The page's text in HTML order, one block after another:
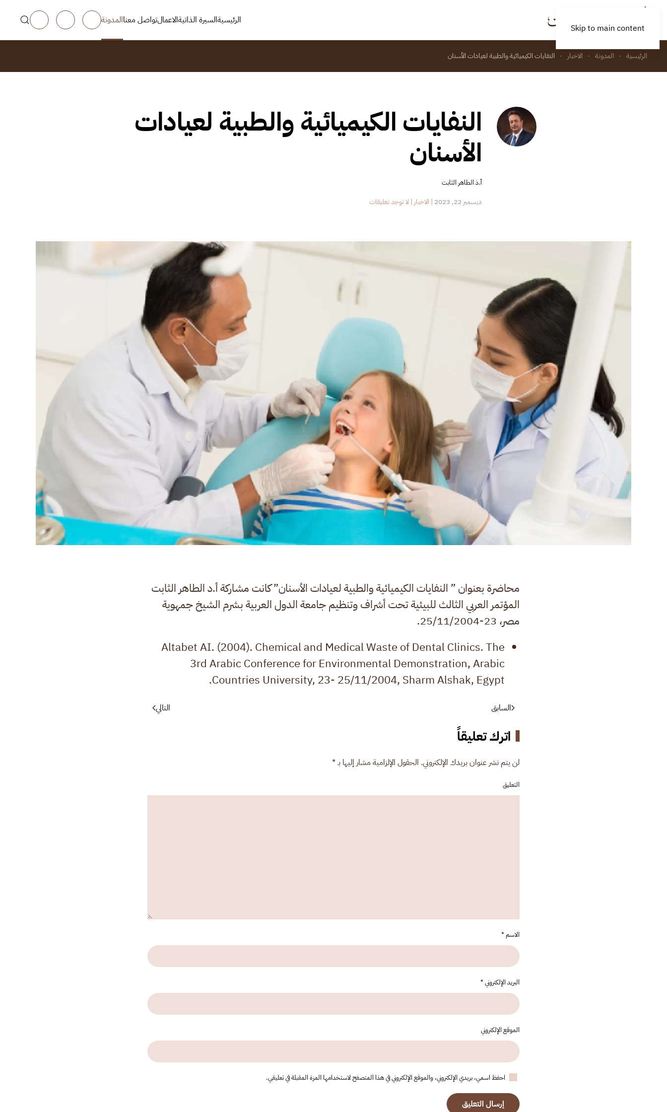
Skip to main content
الرئيسيةالسيرة الذاتيةالاعمالتواصل معناالمدونة
الرئيسية المدونة الاخبار النفايات الكيميائية والطبية لعيادات الأسنان
النفايات الكيميائية والطبية لعيادات
الأسنان
أ.ذ الطاهر الثابت
ديسمبر 22, 2023 | الاخبار |لا توجد تعليقاتعلى
لعيادات
محاضرة بعنوان ” النفايات الكيميائية والطبية لعيادات الأسنان” كانت مشاركة أ.د الطاهر الثابت
المؤتمر العربي الثالث للبيئية تحت أشراف وتنظيم جامعة الدول العربية بشرم الشيخ جمهوية
مصر، 23-25/11/2004.
Altabet AI. (2004). Chemical and Medical Waste of Dental Clinics. The
3rd Arabic Conference for Environmental Demonstration, Arabic
Countries University, 23- 25/11/2004, Sharm Alshak, Egypt.
السابق التالي
اترك تعليقاً
لن يتم نشر عنوان بريدك الإلكتروني. الحقول الإلزامية مشار إليها بـ*
التعليق
الاسم*
البريد الإلكتروني*
الموقع الإلكتروني
احفظ اسمي، بريدي الإلكتروني، والموقع الإلكتروني في هذا المتصفح لاستخدامها المرة المقبلة في تعليقي.
إرسال التعليق